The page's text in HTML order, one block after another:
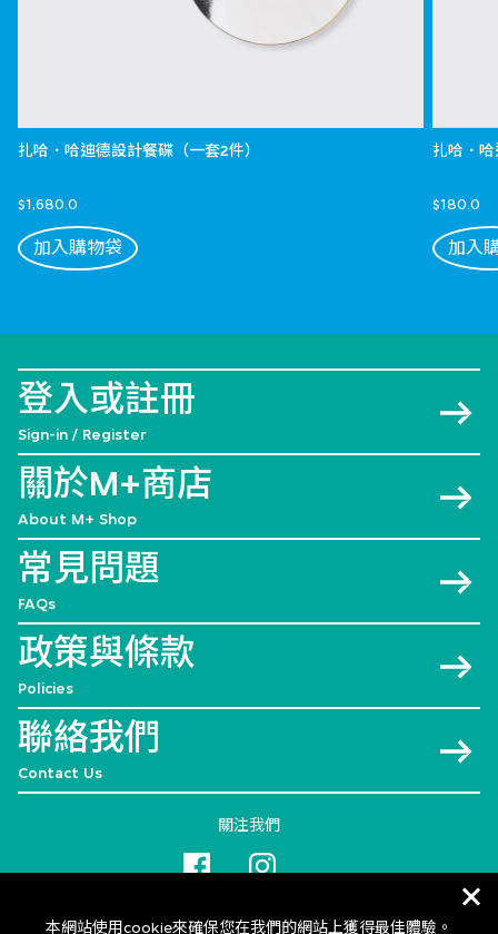
扎哈．哈迪德設計餐碟（一套2件）
$1,680.0
加入購物袋
扎哈．
$180.0
加入
登入或註冊
Sign-in / Register
關於M+商店
About M+ Shop
常見問題
FAQs
政策與條款
Policies
聯絡我們
Contact Us
關注我們
本網站使用cookie來確保您在我們的網站上獲得最佳體驗。